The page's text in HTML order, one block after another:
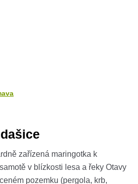
zařízená maringotka k
v blízkosti lesa a řeky Otavy
pozemku (pergola, krb,